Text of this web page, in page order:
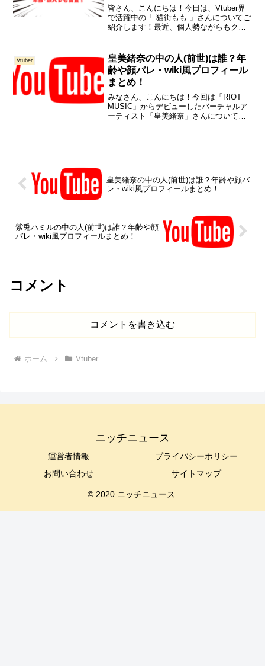
皆さん、こんにちは！今日は、Vtuber界
で活躍中の「 猫街もも 」さんについてご
紹介します！最近、個人勢ながらもクオ
ファンを増やしています。今回は、猫街
ももさんについ...
Vtuber
皇美緒奈の中の人(前世)は誰？年
齢や顔バレ・wiki風プロフィール
まとめ！
みなさん、こんにちは！今回は「RIOT
MUSIC」からデビューしたバーチャルア
ーティスト「皇美緒奈」さんについて紹
皇美緒奈の中の人(前世)は誰？年齢や顔バ
レ・wiki風プロフィールまとめ！
紫兎ハミルの中の人(前世)は誰？年齢や顔
バレ・wiki風プロフィールまとめ！
コメント
コメントを書き込む
ホーム Vtuber
ニッチニュース
運営者情報
プライバシーポリシー
お問い合わせ
サイトマップ
© 2020 ニッチニュース.